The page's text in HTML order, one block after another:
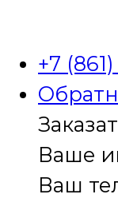
+7
Ваше
Ваш